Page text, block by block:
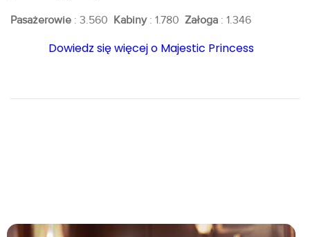
Pasażerowie : 3.560 Kabiny: 1.780 Załoga : 1.346
Dowiedz się więcej o Majestic Princess